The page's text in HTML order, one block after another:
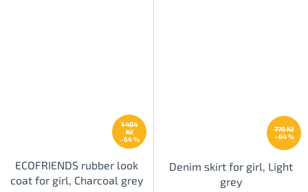
1 404
Kč
–64 %
ECOFRIENDS rubber look
coat for girl, Charcoal grey
779 Kč
–64 %
Denim skirt for girl, Light
grey